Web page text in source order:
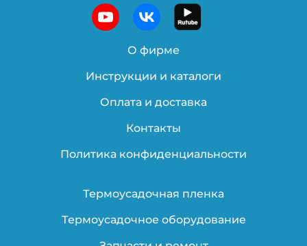
О фирме
Инструкции и каталоги
Оплата и доставка
Контакты
Политика конфиденциальности
Термоусадочная пленка
Термоусадочное оборудование